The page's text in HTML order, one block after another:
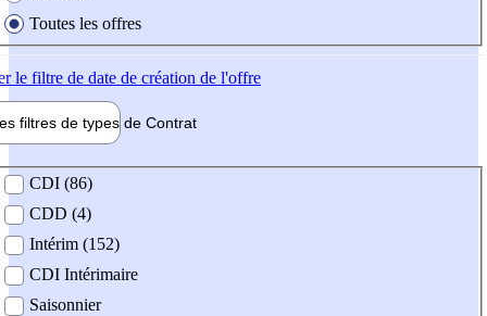
Toutes les offres
le filtre de date de création de l'offre
filtres de types de Contrat
contrat
CDI (86)
CDD (4)
Intérim (152)
CDI Intérimaire
Saisonnier